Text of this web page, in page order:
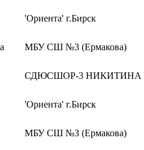
'Ориента' г.Бирск
МБУ СШ №3 (Ермакова)
СДЮСШОР-3 НИКИТИНА
'Ориента' г.Бирск
МБУ СШ №3 (Ермакова)